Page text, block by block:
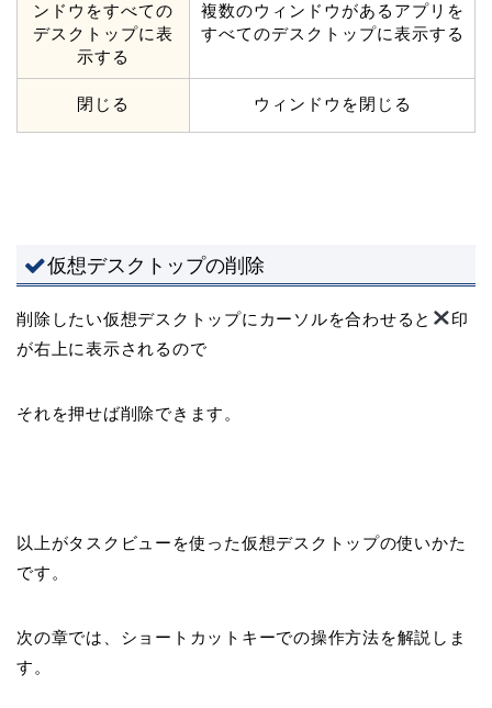
ンドウをすべての
デスクトップに表
示する
複数のウィンドウがあるアプリを
すべてのデスクトップに表示する
閉じる ウィンドウを閉じる
仮想デスクトップの削除
削除したい仮想デスクトップにカーソルを合わせると
印
が右上に表示されるので
それを押せば削除できます。
以上がタスクビューを使った仮想デスクトップの使いかた
です。
次の章では、ショートカットキーでの操作方法を解説しま
す。